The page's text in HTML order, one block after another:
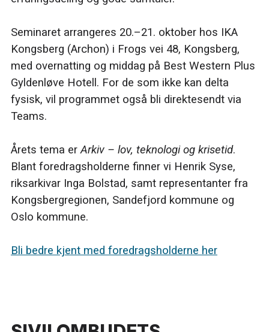
Seminaret arrangeres 20.–21. oktober hos IKA
Kongsberg (Archon) i Frogs vei 48, Kongsberg,
med overnatting og middag på Best Western Plus
Gyldenløve Hotell. For de som ikke kan delta
fysisk, vil programmet også bli direktesendt via
Teams.
Årets tema erArkiv – lov, teknologi og krisetid.
Blant foredragsholderne finner vi Henrik Syse,
riksarkivar Inga Bolstad, samt representanter fra
Kongsbergregionen, Sandefjord kommune og
Oslo kommune.
Bli bedre kjent med foredragsholderne her